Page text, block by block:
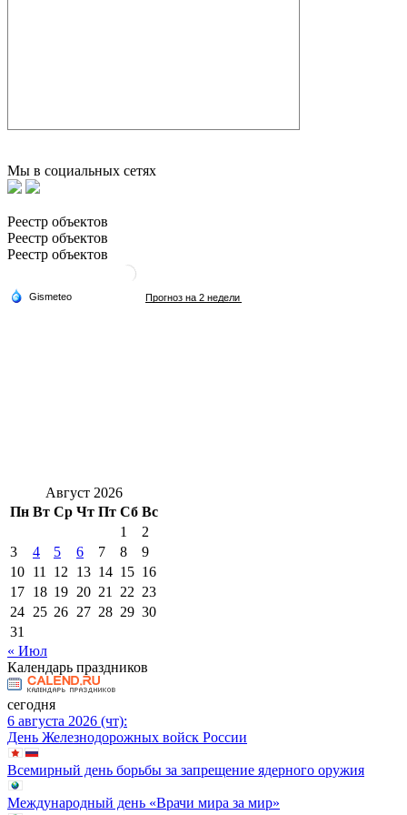
Мы в социальных сетях
Реестр объектов
Реестр объектов
Реестр объектов
Август 2026
Пн Вт Ср Чт Пт Сб Вс
1
2
3
4 5 6 7 8
9
10 11 12 13 14 15 16
17 18 19 20 21 22 23
24 25 26 27 28 29 30
31
« Июл
Календарь праздников
сегодня
6 августа 2026 (чт):
День Железнодорожных войск России
Всемирный день борьбы за запрещение ядерного оружия
Международный день «Врачи мира за мир»